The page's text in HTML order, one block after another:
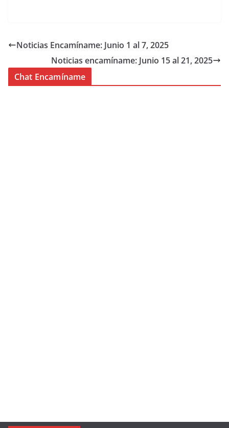
Noticias Encamíname: Junio 1 al 7, 2025
Noticias encamíname: Junio 15 al 21, 2025
Chat Encamíname